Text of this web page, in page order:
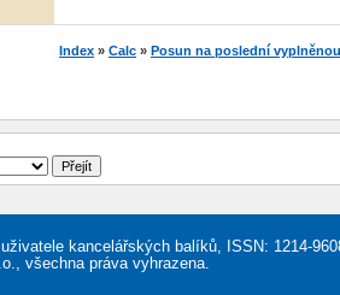
Index » Calc » Posun na poslední
kancelářských balíků, ISSN: 1214-
všechna práva vyhrazena.